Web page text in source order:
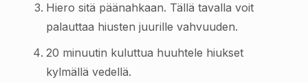
Hiero sitä päänahkaan. Tällä tavalla voit
palauttaa hiusten juurille vahvuuden.
20 minuutin kuluttua huuhtele hiukset
kylmällä vedellä.